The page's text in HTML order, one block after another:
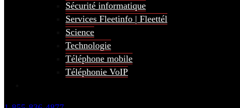
Sécurité informatique
Services Fleetinfo | Fleettél
Science
Technologie
Téléphone mobile
Téléphonie VoIP